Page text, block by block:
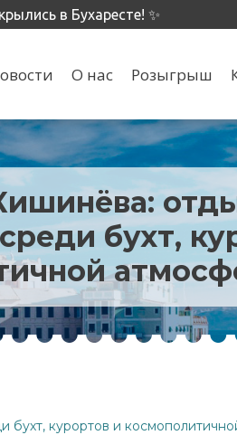
в Бухаресте! ✨
О нас Розыгрыш
бухт,
курортов и